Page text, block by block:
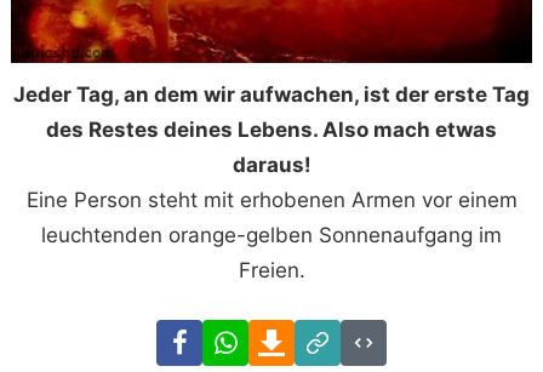
Jeder Tag, an dem wir aufwachen, ist der erste Tag
des Restes deines Lebens. Also mach etwas
daraus!
Eine Person steht mit erhobenen Armen vor einem
leuchtenden orange-gelben Sonnenaufgang im
Freien.
FacebookWhatsAppDownload
Link
Code